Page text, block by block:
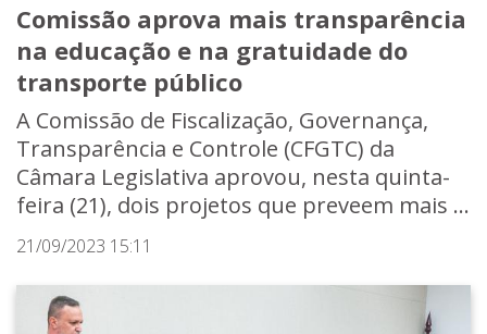
Comissão aprova mais transparência
na educação e na gratuidade do
transporte público
A Comissão de Fiscalização, Governança,
Transparência e Controle (CFGTC) da
Câmara Legislativa aprovou, nesta quinta-
feira (21), dois projetos que preveem mais ...
21/09/2023 15:11